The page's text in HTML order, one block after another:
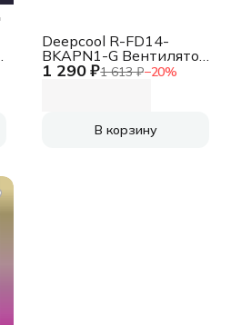
1 290 ₽1 613 ₽−20%
Deepcool R-FD14-
BKAPN1-G Вентилятор
для корпуса FD14
В корзину